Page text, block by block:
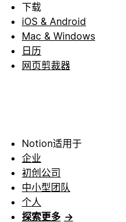
下载
iOS & Android
Mac & Windows
日历
网页剪裁器
Notion适用于
企业
初创公司
中小型团队
个人
探索更多 →